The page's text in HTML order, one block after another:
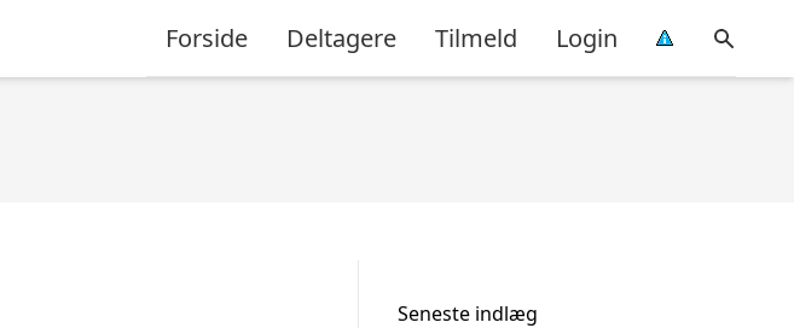
Forside Deltagere Tilmeld Login
Seneste indlæg